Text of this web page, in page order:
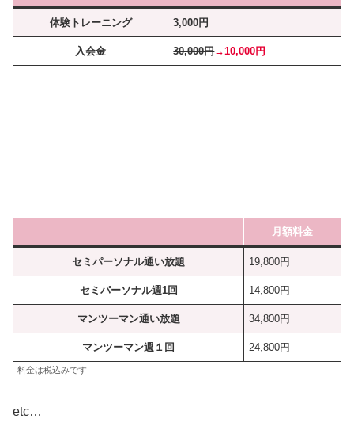
体験トレーニング 3,000円
入会金 30,000円→10,000円
月額料金
セミパーソナル通い放題 19,800円
セミパーソナル週1回 14,800円
マンツーマン通い放題 34,800円
マンツーマン週１回 24,800円
料金は税込みです
etc…